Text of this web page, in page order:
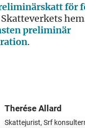
för
preliminär
.
Therése Allard
Skattejurist, Srf